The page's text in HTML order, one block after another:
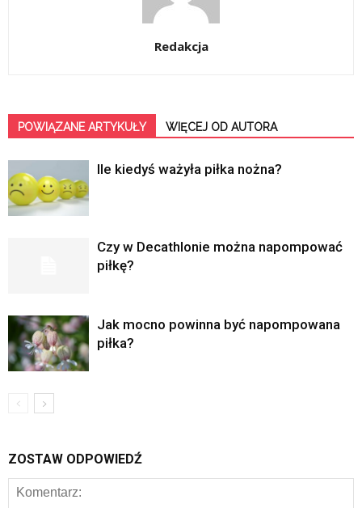
Redakcja
POWIĄZANE ARTYKUŁY WIĘCEJ OD AUTORA
Ile kiedyś ważyła piłka nożna?
Czy w Decathlonie można napompować
piłkę?
Jak mocno powinna być napompowana
piłka?
ZOSTAW ODPOWIEDŹ